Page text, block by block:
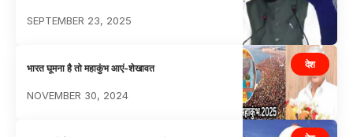
SEPTEMBER 23, 2025
देश
भारत घूमना है तो महाकुंभ आएं-शेखावत
NOVEMBER 30, 2024